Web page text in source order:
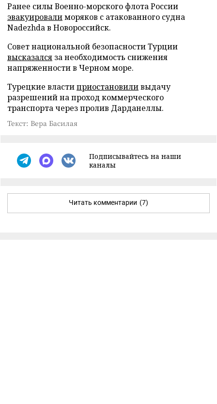
Ранее силы Военно-морского флота России
эвакуировалиморяков с атакованного судна
Nadezhda в Новороссийск.
Совет национальной безопасности Турции
высказался за необходимость снижения
напряженности в Черном море.
Турецкие властиприостановиливыдачу
разрешений на проход коммерческого
транспорта через пролив Дарданеллы.
Текст: Вера Басилая
Подписывайтесь на наши
каналы
Читать комментарии (7)